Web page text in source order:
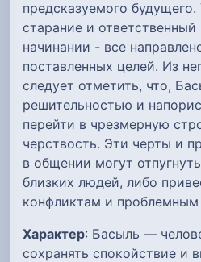
предсказуемого будущего.
старание и
начинании - все
поставленных целей. Из
следует отметить, что,
решительностью и
перейти в чрезмерную
черствость. Эти черты и
в общении могут
близких людей, либо
конфликтам и проблемным
Характер: Басыль —
сохранять спокойствие и